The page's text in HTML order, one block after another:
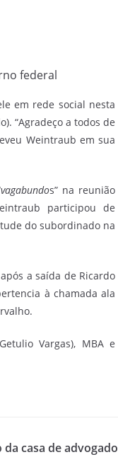
federal
em rede social nesta
“Agradeço a todos de
Weintraub em sua
vagabundos” na reunião
participou de
do subordinado na
a saída de Ricardo
à chamada ala
Vargas), MBA e
casa de advogado